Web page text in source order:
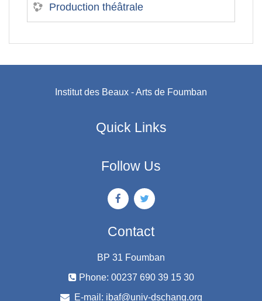
Production théâtrale
Institut des Beaux - Arts de Foumban
Quick Links
Follow Us
Contact
BP 31 Foumban
Phone: 00237 690 39 15 30
E-mail: ibaf@univ-dschang.org